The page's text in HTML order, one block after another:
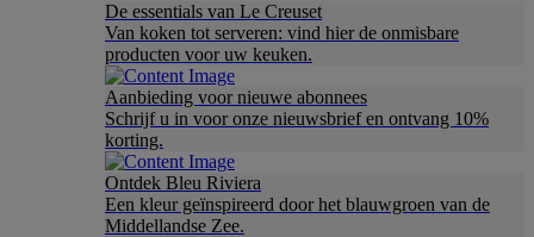
De essentials van Le Creuset
Van koken tot serveren: vind hier de onmisbare
producten voor uw keuken.
Aanbieding voor nieuwe abonnees
Schrijf u in voor onze nieuwsbrief en ontvang 10%
korting.
Ontdek Bleu Riviera
Een kleur geïnspireerd door het blauwgroen van de
Middellandse Zee.